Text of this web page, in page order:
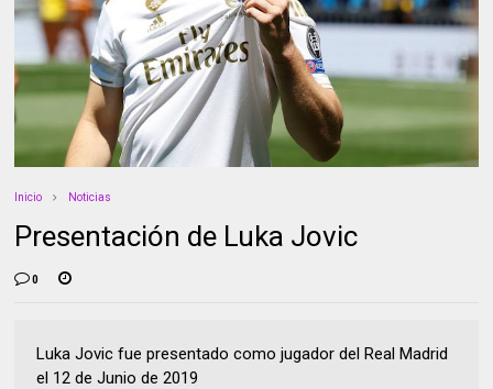
Inicio Noticias
Presentación de Luka Jovic
0
Luka Jovic fue presentado como jugador del Real Madrid
el 12 de Junio de 2019